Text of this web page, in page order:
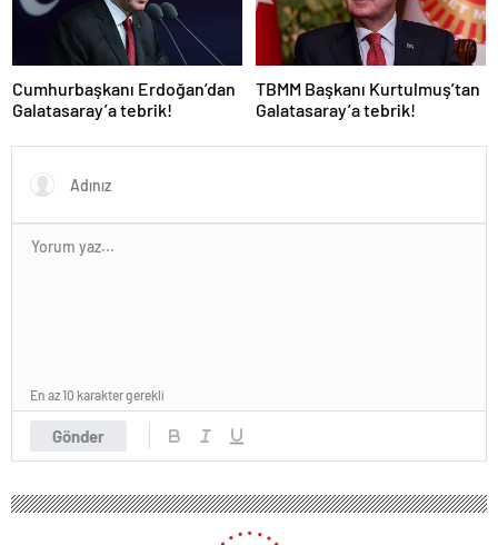
Cumhurbaşkanı Erdoğan’dan
Galatasaray’a tebrik!
TBMM Başkanı Kurtulmuş’tan
Galatasaray’a tebrik!
Gönder
En az 10 karakter gerekli